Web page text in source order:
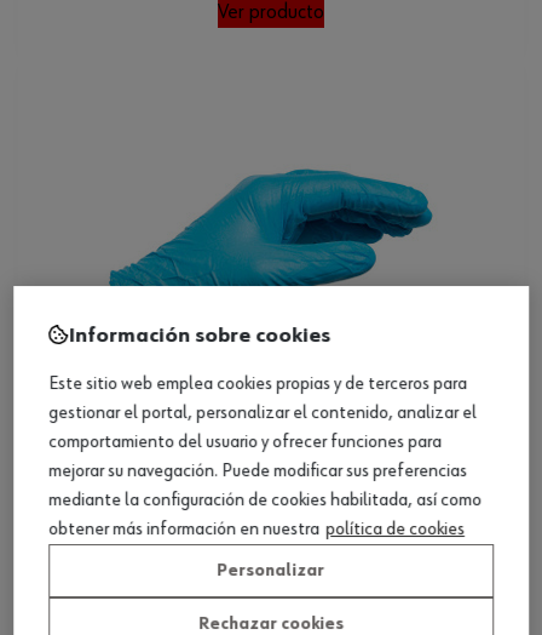
Ver producto
Guantes desechabl. polvo nitr. azul apto uso
alim.
Ver producto
Información sobre cookies
Este sitio web emplea cookies propias y de terceros para
gestionar el portal, personalizar el contenido, analizar el
comportamiento del usuario y ofrecer funciones para
mejorar su navegación. Puede modificar sus preferencias
mediante la configuración de cookies habilitada, así como
obtener más información en nuestra política de cookies
Personalizar
Rechazar cookies